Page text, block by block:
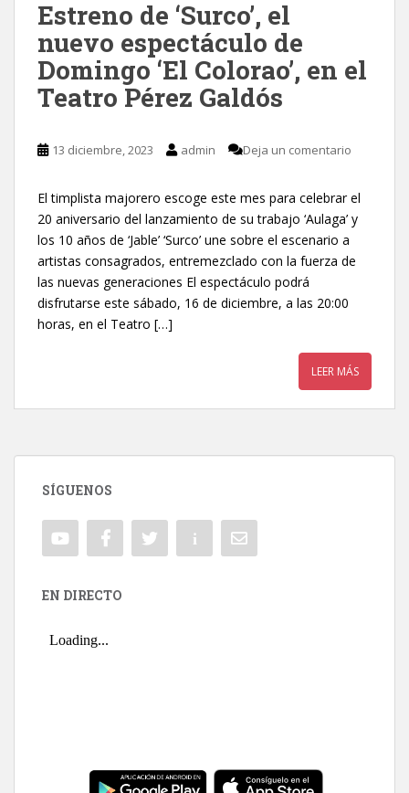
Estreno de ‘Surco’, el
nuevo espectáculo de
Domingo ‘El Colorao’, en el
Teatro Pérez Galdós
13 diciembre, 2023 admin Deja un comentario
El timplista majorero escoge este mes para celebrar el
20 aniversario del lanzamiento de su trabajo ‘Aulaga’ y
los 10 años de ‘Jable’ ‘Surco’ une sobre el escenario a
artistas consagrados, entremezclado con la fuerza de
las nuevas generaciones El espectáculo podrá
disfrutarse este sábado, 16 de diciembre, a las 20:00
horas, en el Teatro […]
LEER MÁS
SÍGUENOS
EN DIRECTO